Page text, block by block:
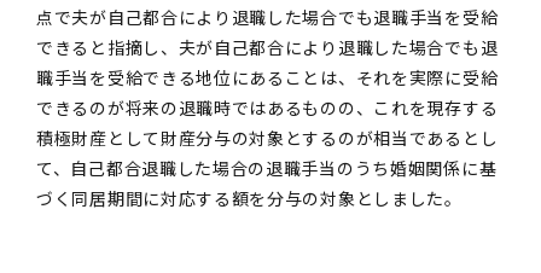
点で夫が自己都合により退職した場合でも退職手当を受給
できると指摘し、夫が自己都合により退職した場合でも退
職手当を受給できる地位にあることは、それを実際に受給
できるのが将来の退職時ではあるものの、これを現存する
積極財産として財産分与の対象とするのが相当であるとし
て、自己都合退職した場合の退職手当のうち婚姻関係に基
づく同居期間に対応する額を分与の対象としました。